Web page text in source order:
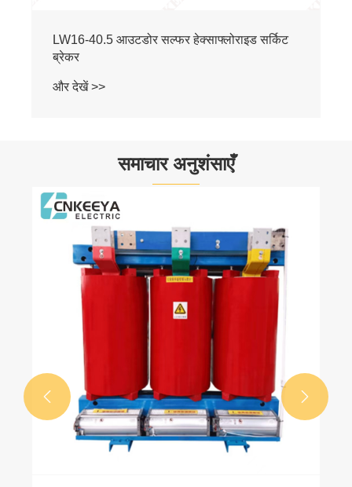
समाचार अनुशंसाएँ
आप स्विचगियर के बारे में क्या जानते हैं या क्या नहीं
जानते?
और देखें >>
 